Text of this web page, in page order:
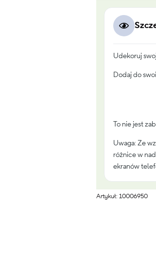
Udekoruj
Dodaj do
To nie jest
Uwaga: Ze
różnice w
ekranów
Artykuł: 10006950